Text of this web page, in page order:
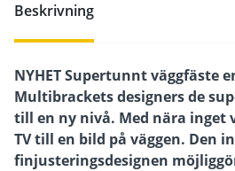
Beskrivning
NYHET Supertunnt väggfäste
Multibrackets designers de
till en ny nivå. Med nära inget
TV till en bild på väggen. Den
finjusteringsdesignen